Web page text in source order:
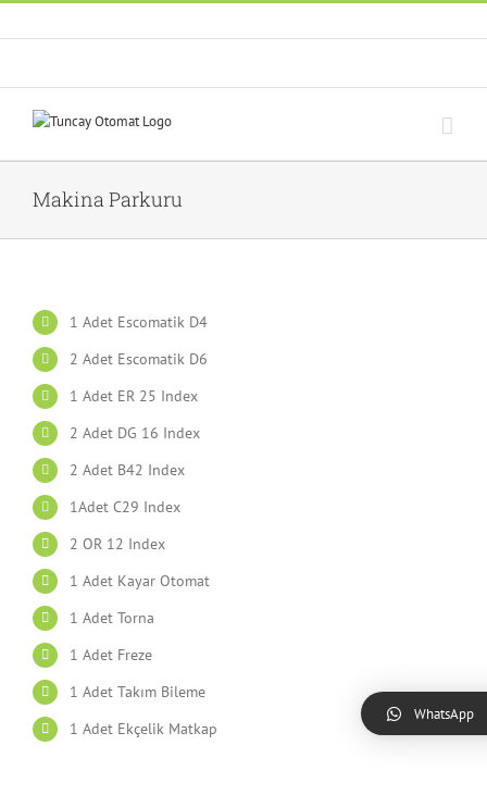
Makina Parkuru
1 Adet Escomatik D4
2 Adet Escomatik D6
1 Adet ER 25 Index
2 Adet DG 16 Index
2 Adet B42 Index
1Adet C29 Index
2 OR 12 Index
1 Adet Kayar Otomat
1 Adet Torna
1 Adet Freze
1 Adet Takım Bileme
1 Adet Ekçelik Matkap
WhatsApp